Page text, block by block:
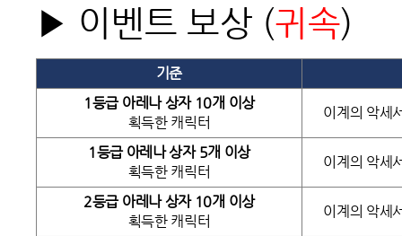
▶ 이벤트 보상 (귀속)
기준
1등급 아레나 상자 10개 이상
획득한 캐릭터
이계의 악세
1등급 아레나 상자 5개 이상
획득한 캐릭터
이계의 악세
2등급 아레나 상자 10개 이상
획득한 캐릭터
이계의 악세